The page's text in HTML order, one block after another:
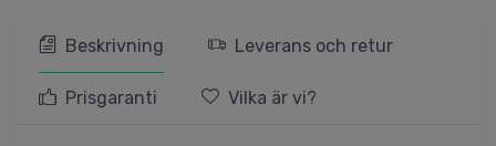
Beskrivning Leverans och retur
Prisgaranti Vilka är vi?